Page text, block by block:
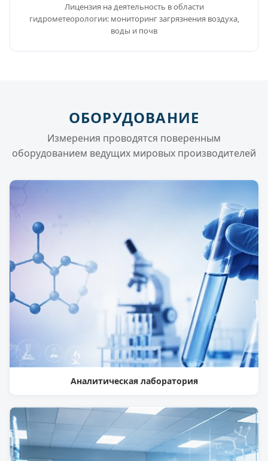
Лицензия на деятельность в области
гидрометеорологии: мониторинг загрязнения воздуха,
воды и почв
ОБОРУДОВАНИЕ
Измерения проводятся поверенным
оборудованием ведущих мировых производителей
Аналитическая лаборатория